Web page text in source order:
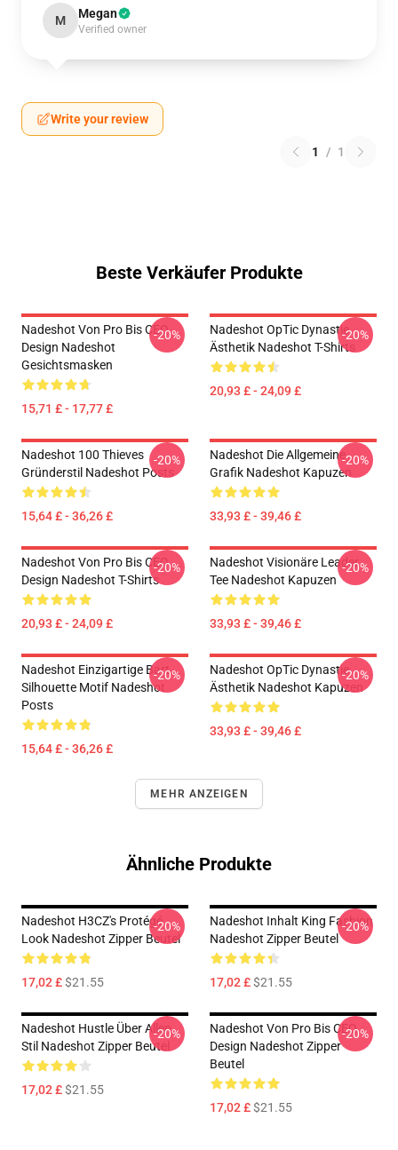
M Megan
Verified owner
Write your review
1 / 1
Beste Verkäufer Produkte
Nadeshot Von Pro Bis CEO
Design Nadeshot
Gesichtsmasken
15,71 £ - 17,77 £
-20%
Nadeshot OpTic Dynastie
Ästhetik Nadeshot T-Shirts
20,93 £ - 24,09 £
-20%
Nadeshot 100 Thieves
Gründerstil Nadeshot Posts
15,64 £ - 36,26 £
-20%
Nadeshot Die Allgemeine
Grafik Nadeshot Kapuzen
33,93 £ - 39,46 £
-20%
Nadeshot Von Pro Bis CEO
Design Nadeshot T-Shirts
20,93 £ - 24,09 £
-20%
Nadeshot Visionäre Leader
Tee Nadeshot Kapuzen
33,93 £ - 39,46 £
-20%
Nadeshot Einzigartige Bart
Silhouette Motif Nadeshot
Posts
15,64 £ - 36,26 £
-20%
Nadeshot OpTic Dynastie
Ästhetik Nadeshot Kapuzen
33,93 £ - 39,46 £
-20%
MEHR ANZEIGEN
Ähnliche Produkte
Nadeshot H3CZ's Protégé
Look Nadeshot Zipper Beutel
17,02 £$21.55
-20%
Nadeshot Inhalt King Fashion
Nadeshot Zipper Beutel
17,02 £$21.55
-20%
Nadeshot Hustle Über Allen
Stil Nadeshot Zipper Beutel
17,02 £$21.55
-20%
Nadeshot Von Pro Bis CEO
Design Nadeshot Zipper
Beutel
17,02 £$21.55
-20%